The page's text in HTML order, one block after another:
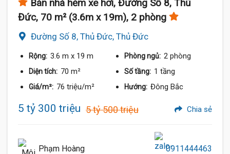
Bán nhà hẻm xe hơi, Đường Số 8, Thủ
Đức, 70 m² (3.6m x 19m), 2 phòng
Đường Số 8, Thủ Đức, Thủ Đức
Rộng: 3.6 m x 19 m Phòng ngủ: 2 phòng
Diện tích: 70 m² Số tầng: 1 tầng
Giá/m²: 76 triệu/m² Hướng: Đông Bắc
5 tỷ 300 triệu 5 tỷ 500 triệu Chia sẻ
Phạm Hoàng 0911444463